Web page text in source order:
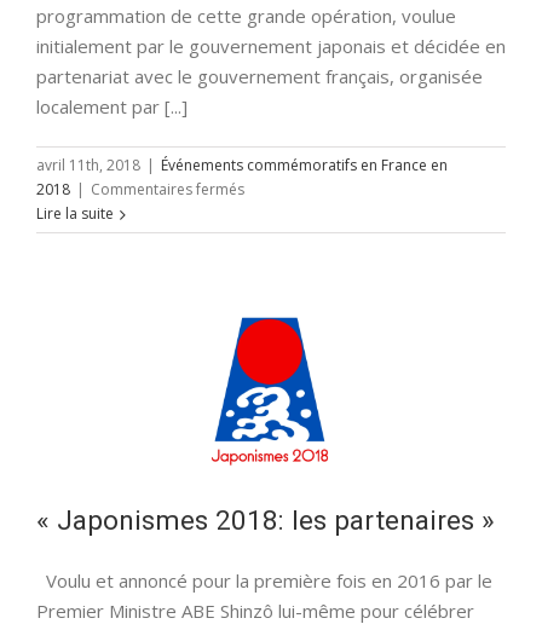
programmation de cette grande opération, voulue
initialement par le gouvernement japonais et décidée en
partenariat avec le gouvernement français, organisée
localement par [...]
avril 11th, 2018
Événements commémoratifs en France en
2018
Commentaires ferméssur
2018:
Lire la suite
« Japonismes 2018: les partenaires »
Voulu et annoncé pour la première fois en 2016 par le
Premier Ministre ABE Shinzô lui-même pour célébrer